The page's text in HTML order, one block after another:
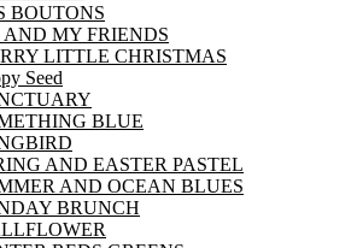
BOUTONS
AND MY FRIENDS
LITTLE CHRISTMAS
Seed
BLUE
AND EASTER PASTEL
AND OCEAN BLUES
BRUNCH